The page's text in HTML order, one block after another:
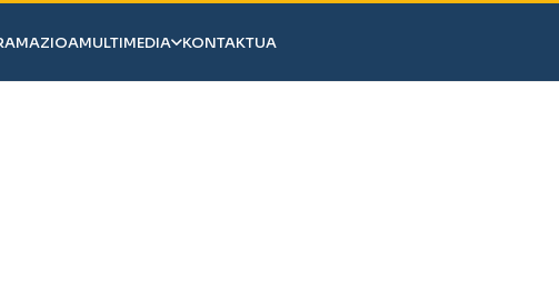
MULTIMEDIA KONTAKTUA